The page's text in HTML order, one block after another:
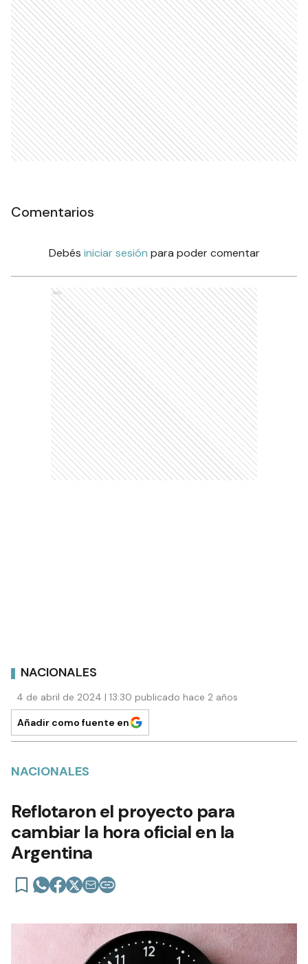
Comentarios
Debés iniciar sesión para poder comentar
Ads
NACIONALES
4 de abril de 2024 | 13:30 publicado hace 2 años
Añadir como fuente en
NACIONALES
Reflotaron el proyecto para
cambiar la hora oficial en la
Argentina